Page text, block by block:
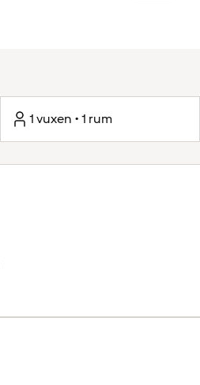
1 vuxen • 1 rum